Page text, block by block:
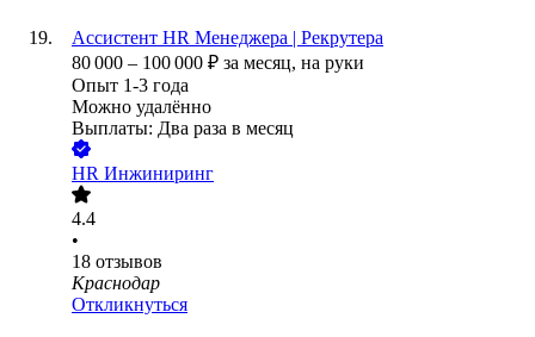
Ассистент HR Менеджера | Рекрутера
80 000 – 100 000 ₽ за месяц, на руки
Опыт 1-3 года
Можно удалённо
Выплаты: Два раза в месяц
HR Инжиниринг
4.4
•
18 отзывов
Краснодар
Откликнуться